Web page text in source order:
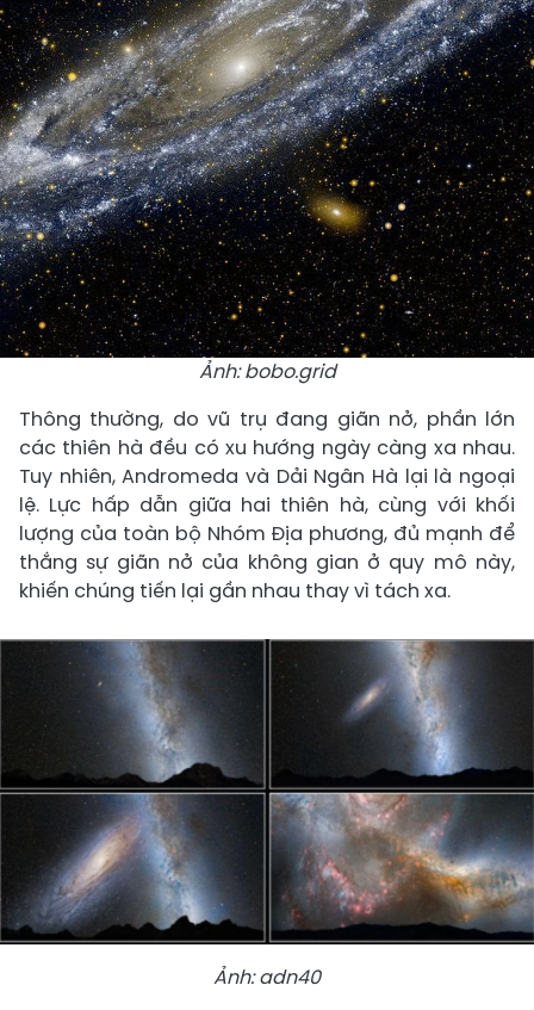
Ảnh: bobo.grid
Thông thường, do vũ trụ đang giãn nở, phần lớn
các thiên hà đều có xu hướng ngày càng xa nhau.
Tuy nhiên, Andromeda và Dải Ngân Hà lại là ngoại
lệ. Lực hấp dẫn giữa hai thiên hà, cùng với khối
lượng của toàn bộ Nhóm Địa phương, đủ mạnh để
thắng sự giãn nở của không gian ở quy mô này,
khiến chúng tiến lại gần nhau thay vì tách xa.
Ảnh: adn40